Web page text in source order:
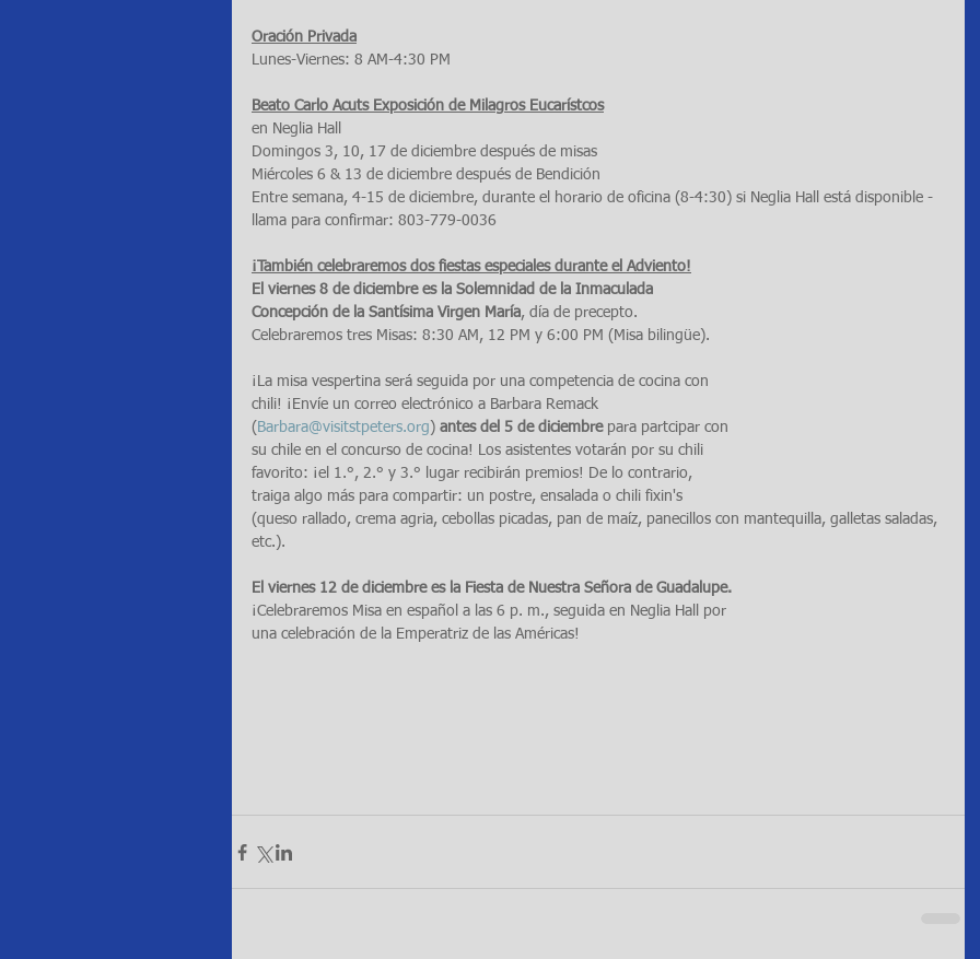
Oración Privada
Lunes-Viernes: 8 AM-4:30 PM
Beato Carlo Acuts Exposición de Milagros Eucarístcos
en Neglia Hall
Domingos 3, 10, 17 de diciembre después de misas
Miércoles 6 & 13 de diciembre después de Bendición
Entre semana, 4-15 de diciembre, durante el horario de oficina (8-4:30) si Neglia Hall está disponible -
llama para confirmar: 803-779-0036
¡También celebraremos dos fiestas especiales durante el Adviento!
El viernes 8 de diciembre es la Solemnidad de la Inmaculada
Concepción de la Santísima Virgen María, día de precepto.
Celebraremos tres Misas: 8:30 AM, 12 PM y 6:00 PM (Misa bilingüe).
¡La misa vespertina será seguida por una competencia de cocina con
chili! ¡Envíe un correo electrónico a Barbara Remack
( Barbara@visitstpeters.org) antes del 5 de diciembre para partcipar con
su chile en el concurso de cocina! Los asistentes votarán por su chili
favorito: ¡el 1.°, 2.° y 3.° lugar recibirán premios! De lo contrario,
traiga algo más para compartir: un postre, ensalada o chili fixin's
(queso rallado, crema agria, cebollas picadas, pan de maíz, panecillos con mantequilla, galletas saladas,
etc.).
El viernes 12 de diciembre es la Fiesta de Nuestra Señora de Guadalupe.
¡Celebraremos Misa en español a las 6 p. m., seguida en Neglia Hall por
una celebración de la Emperatriz de las Américas!